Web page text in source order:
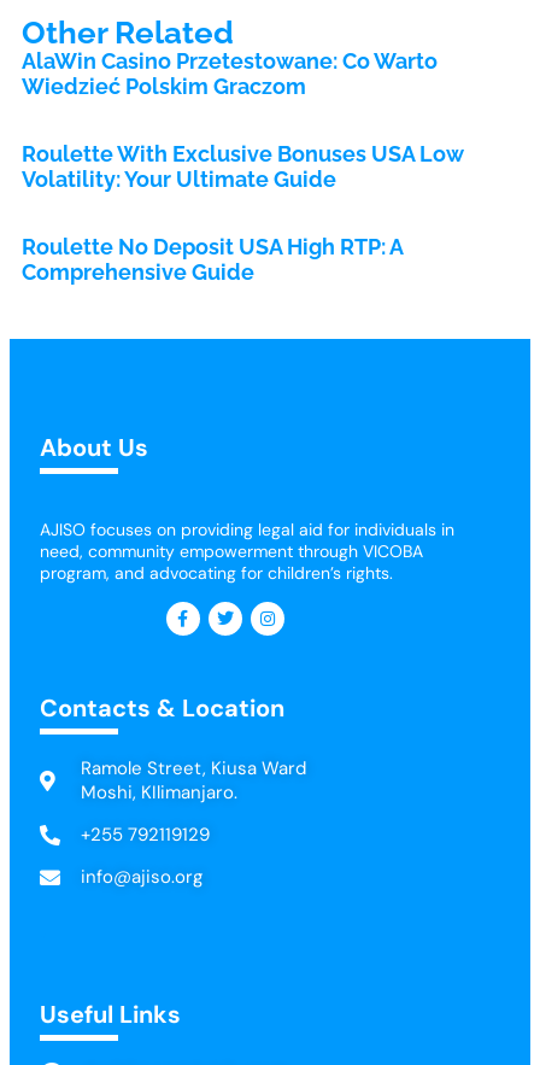
Other Related
AlaWin Casino Przetestowane: Co Warto
Wiedzieć Polskim Graczom
Roulette With Exclusive Bonuses USA Low
Volatility: Your Ultimate Guide
Roulette No Deposit USA High RTP: A
Comprehensive Guide
About Us
AJISO focuses on providing legal aid for individuals in
need, community empowerment through VICOBA
program, and advocating for children’s rights.
Contacts & Location
Ramole Street, Kiusa Ward
Moshi, KIlimanjaro.
+255 792119129
info@ajiso.org
Useful Links